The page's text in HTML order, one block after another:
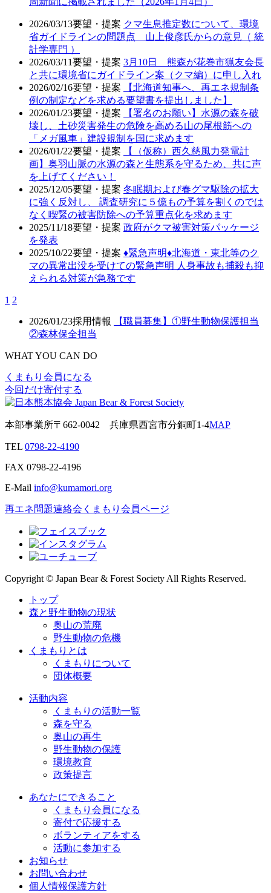
2026/03/13要望・提案 クマ生息推定数について、環境
省ガイドラインの問題点 山上俊彦氏からの意見（ 統
計学専門 ）
2026/03/11要望・提案 3月10日 熊森が花巻市猟友会長
と共に環境省にガイドライン案（クマ編）に申し入れ
2026/02/16要望・提案
【北海道知事へ、再エネ規制条
例の制定などを求める要望書を提出しました】
2026/01/23要望・提案
【署名のお願い】水源の森を破
壊し、土砂災害発生の危険を高める山の尾根筋への
「メガ風車」建設規制を国に求めます
2026/01/22要望・提案
【（仮称）西久慈風力発電計
画】奥羽山脈の水源の森と生態系を守るため、共に声
を上げてください！
2025/12/05要望・提案 冬眠期および春グマ駆除の拡大
に強く反対し、 調査研究に５億もの予算を割くのでは
なく喫緊の被害防除への予算重点化を求めます
2025/11/18要望・提案 政府がクマ被害対策パッケージ
を発表
2025/10/22要望・提案 ♦️緊急声明♦️北海道・東北等のク
マの異常出没を受けての緊急声明 人身事故も捕殺も抑
えられる対策が急務です
1 2
2026/01/23採用情報
【職員募集】①野生動物保護担当
②森林保全担当
WHAT YOU CAN DO
くまもり会員になる
今回だけ寄付する
本部事業所〒662-0042 兵庫県西宮市分銅町1-4MAP
TEL 0798-22-4190
FAX 0798-22-4196
E-Mail info@kumamori.org
再エネ問題連絡会 くまもり会員ページ
Copyright © Japan Bear & Forest Society All Rights Reserved.
トップ
森と野生動物の現状
奥山の荒廃
野生動物の危機
くまもりとは
くまもりについて
団体概要
活動内容
くまもりの活動一覧
森を守る
奥山の再生
野生動物の保護
環境教育
政策提言
あなたにできること
くまもり会員になる
寄付で応援する
ボランティアをする
活動に参加する
お知らせ
お問い合わせ
個人情報保護方針